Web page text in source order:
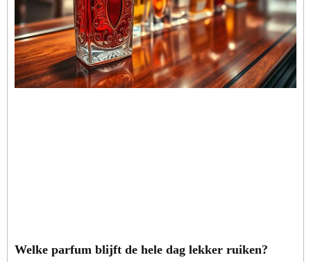
Welke parfum blijft de hele dag lekker ruiken?